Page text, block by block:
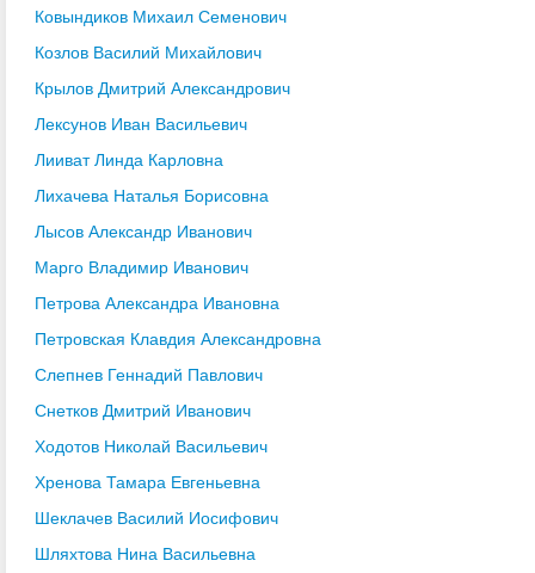
Ковындиков Михаил Семенович
Козлов Василий Михайлович
Крылов Дмитрий Александрович
Лексунов Иван Васильевич
Лииват Линда Карловна
Лихачева Наталья Борисовна
Лысов Александр Иванович
Марго Владимир Иванович
Петрова Александра Ивановна
Петровская Клавдия Александровна
Слепнев Геннадий Павлович
Снетков Дмитрий Иванович
Ходотов Николай Васильевич
Хренова Тамара Евгеньевна
Шеклачев Василий Иосифович
Шляхтова Нина Васильевна